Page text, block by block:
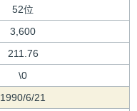
52位
3,600
211.76
\0
1990/6/21